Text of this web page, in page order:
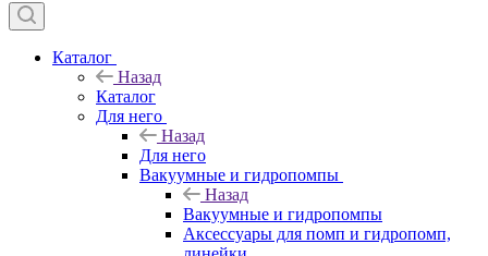
Каталог
Назад
Каталог
Для него
Назад
Для него
Вакуумные и гидропомпы
Назад
Вакуумные и гидропомпы
Аксессуары для помп и гидропомп,